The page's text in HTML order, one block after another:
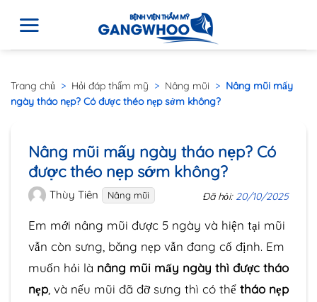
Trang chủ > Hỏi đáp thẩm mỹ > Nâng mũi > Nâng mũi mấy
ngày tháo nẹp? Có được théo nẹp sớm không?
Nâng mũi mấy ngày tháo nẹp? Có
được théo nẹp sớm không?
Thùy Tiên Nâng mũi Đã hỏi: 20/10/2025
Em mới nâng mũi được 5 ngày và hiện tại mũi
vẫn còn sưng, băng nẹp vẫn đang cố định. Em
muốn hỏi là nâng mũi mấy ngày thì được tháo
nẹp, và nếu mũi đã đỡ sưng thì có thể tháo nẹp